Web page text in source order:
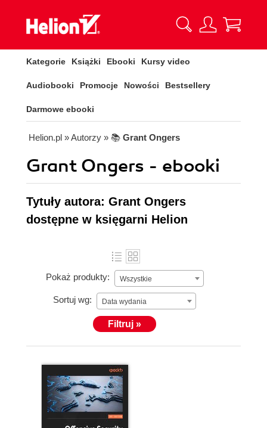
Kategorie Książki Ebooki Kursy video
Audiobooki Promocje Nowości Bestsellery
Darmowe ebooki
Helion.pl » Autorzy » 📚 Grant Ongers
Grant Ongers - ebooki
Tytuły autora: Grant Ongers
dostępne w księgarni Helion
Pokaż produkty: Wszystkie
Sortuj wg: Data wydania
Filtruj »